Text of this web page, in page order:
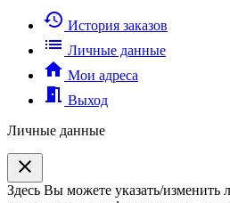
history История заказов
list Личные данные
home Мои адреса
meeting_room Выход
Личные данные
clear
Здесь Вы можете указать/изменить